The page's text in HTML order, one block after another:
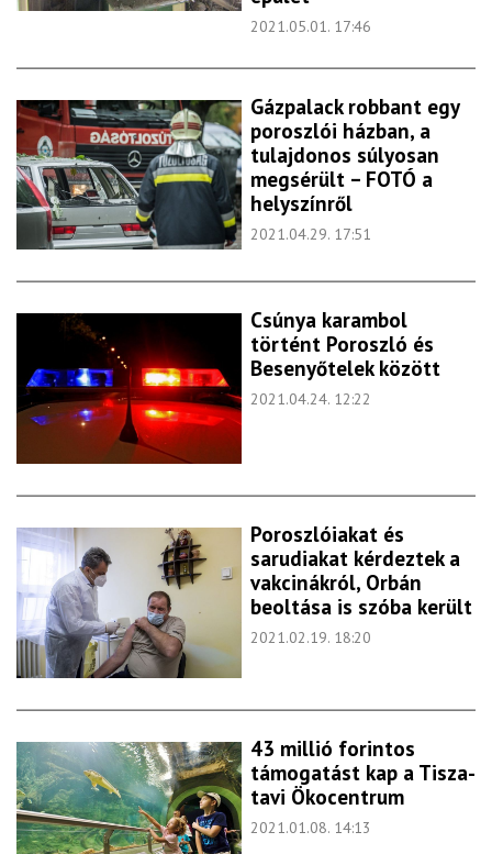
2021.05.01. 17:46
Gázpalack robbant egy
poroszlói házban, a
tulajdonos súlyosan
megsérült – FOTÓ a
helyszínről
2021.04.29. 17:51
Csúnya karambol
történt Poroszló és
Besenyőtelek között
2021.04.24. 12:22
Poroszlóiakat és
sarudiakat kérdeztek a
vakcinákról, Orbán
beoltása is szóba került
2021.02.19. 18:20
43 millió forintos
támogatást kap a Tisza-
tavi Ökocentrum
2021.01.08. 14:13